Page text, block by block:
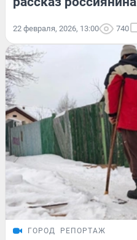
22 февраля, 2026, 13:00 740
ГОРОД РЕПОРТАЖ